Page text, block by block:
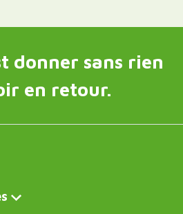
donner sans rien
en retour.